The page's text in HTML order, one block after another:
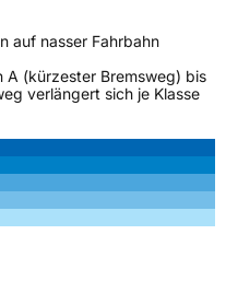
auf nasser Fahrbahn
A (kürzester Bremsweg) bis
verlängert sich je Klasse